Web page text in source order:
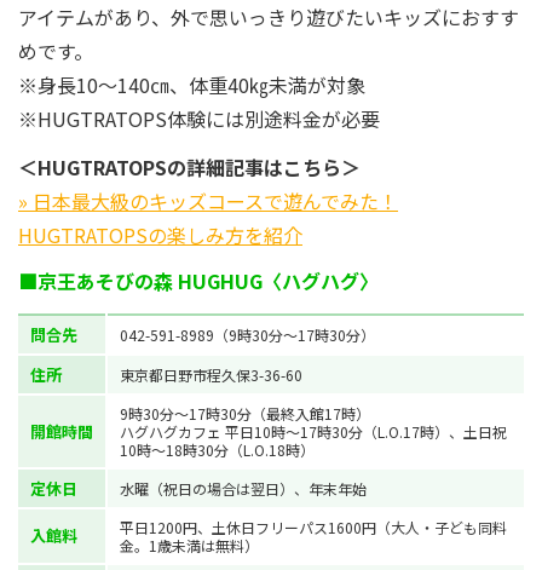
アイテムがあり、外で思いっきり遊びたいキッズにおすす
めです。
※身長10～140㎝、体重40㎏未満が対象
※HUGTRATOPS体験には別途料金が必要
＜HUGTRATOPSの詳細記事はこちら＞
» 日本最大級のキッズコースで遊んでみた！
HUGTRATOPSの楽しみ方を紹介
■京王あそびの森 HUGHUG〈ハグハグ〉
問合先 042-591-8989（9時30分～17時30分）
住所 東京都日野市程久保3-36-60
開館時間
9時30分～17時30分（最終入館17時）
ハグハグカフェ 平日10時～17時30分（L.O.17時）、土日祝
10時～18時30分（L.O.18時）
定休日 水曜（祝日の場合は翌日）、年末年始
入館料
平日1200円、土休日フリーパス1600円（大人・子ども同料
金。1歳未満は無料）